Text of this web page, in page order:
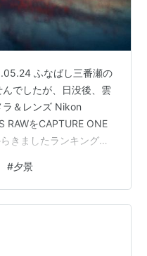
ふなばし三番瀬の
でしたが、日没後、雲
＆レンズ Nikon
をCAPTURE ONE
きましたランキング参
#夕景